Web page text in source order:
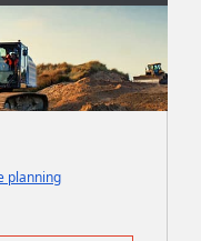
planning